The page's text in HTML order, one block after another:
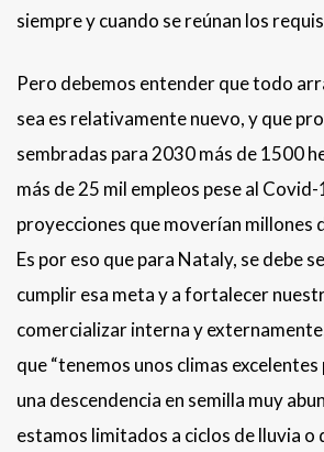
siempre y cuando se reúnan los
Pero debemos entender que todo
sea es relativamente nuevo, y que
sembradas para 2030 más de 1500
más de 25 mil empleos pese al Covid-
proyecciones que moverían millones
Es por eso que para Nataly, se debe
cumplir esa meta y a fortalecer
comercializar interna y
que “tenemos unos climas
una descendencia en semilla muy
estamos limitados a ciclos de lluvia o